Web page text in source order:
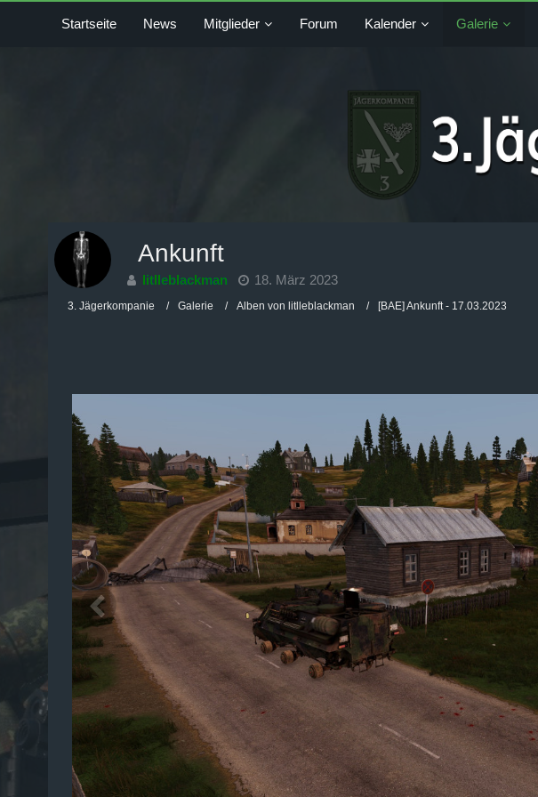
Startseite News Mitglieder Forum Kalender Galerie
Ankunft
litlleblackman 18. März 2023
3. Jägerkompanie Galerie Alben von litlleblackman [BAE] Ankunft - 17.03.2023